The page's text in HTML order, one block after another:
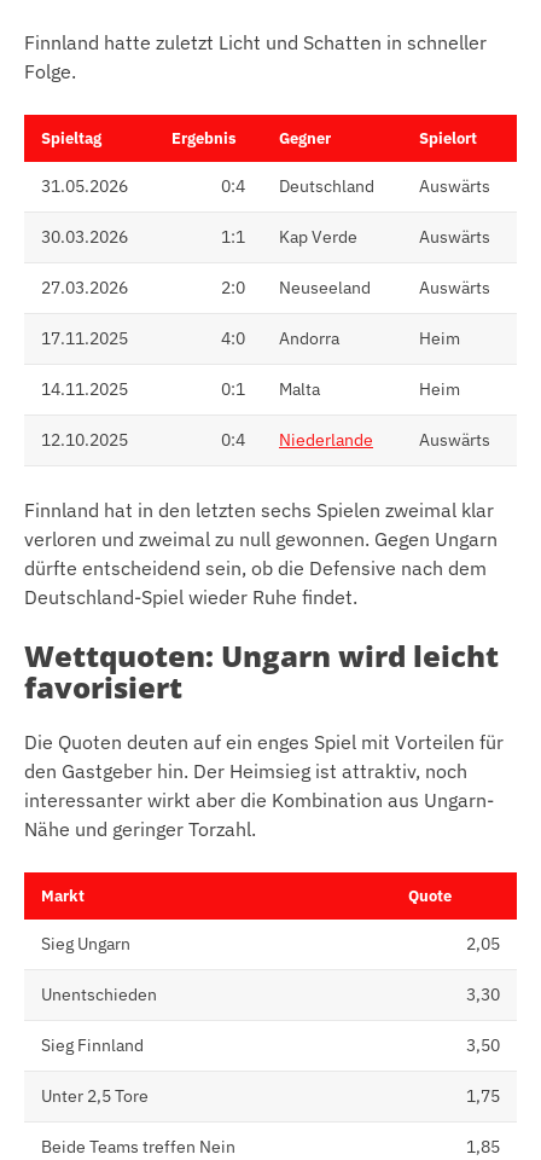
Finnland hatte zuletzt Licht und Schatten in schneller
Folge.
Spieltag Ergebnis Gegner Spielort
31.05.2026 0:4 Deutschland Auswärts
30.03.2026 1:1 Kap Verde Auswärts
27.03.2026 2:0 Neuseeland Auswärts
17.11.2025 4:0 Andorra Heim
14.11.2025 0:1 Malta Heim
12.10.2025 0:4 Niederlande Auswärts
Finnland hat in den letzten sechs Spielen zweimal klar
verloren und zweimal zu null gewonnen. Gegen Ungarn
dürfte entscheidend sein, ob die Defensive nach dem
Deutschland-Spiel wieder Ruhe findet.
Wettquoten: Ungarn wird leicht
favorisiert
Die Quoten deuten auf ein enges Spiel mit Vorteilen für
den Gastgeber hin. Der Heimsieg ist attraktiv, noch
interessanter wirkt aber die Kombination aus Ungarn-
Nähe und geringer Torzahl.
Markt Quote
Sieg Ungarn 2,05
Unentschieden 3,30
Sieg Finnland 3,50
Unter 2,5 Tore 1,75
Beide Teams treffen Nein 1,85